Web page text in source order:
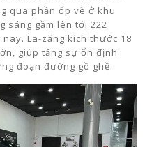
qua phần ốp vè ở khu
sáng gầm lên tới 222
La-zăng kích thước 18
giúp tăng sự ổn định
đoạn đường gồ ghề.